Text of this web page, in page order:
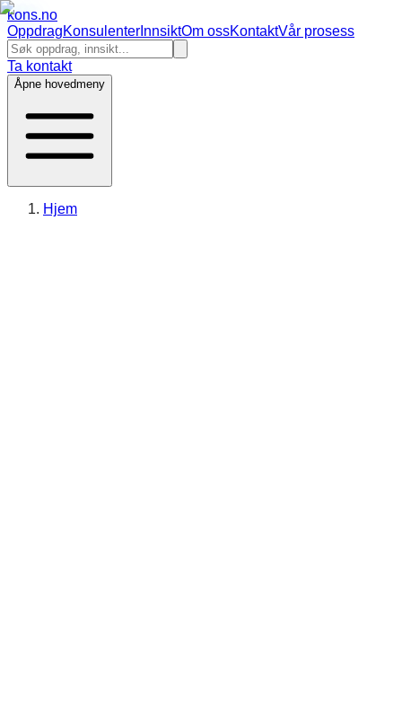
kons.no
OppdragKonsulenter InnsiktOm ossKontaktVår prosess
Ta kontakt
Åpne hovedmeny
Hjem